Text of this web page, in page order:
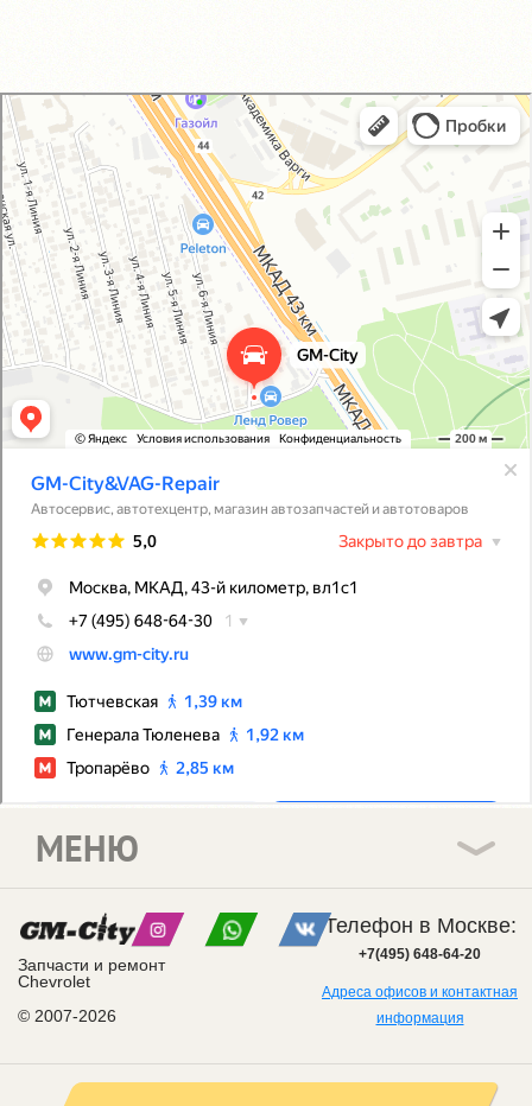
GM-City&VAG-Repair
Автосервис, автотехцентр в Москве
Магазин автозапчастей и автотоваров в Москве
Запчасти и ремонт
Chevrolet
© 2007-2026
МЕНЮ
Телефон в Москве:
+7(495) 648-64-20
Адреса офисов и контактная
информация